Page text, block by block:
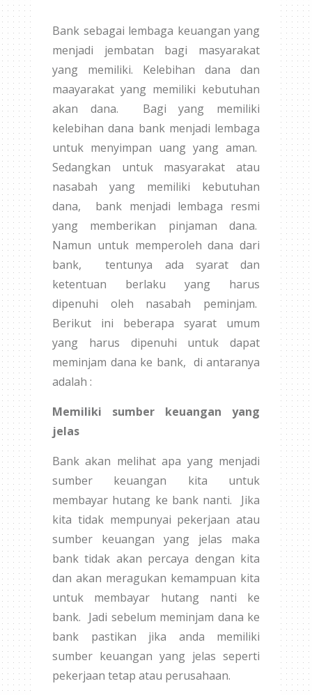
Bank sebagai lembaga keuangan yang
menjadi jembatan bagi masyarakat
yang memiliki. Kelebihan dana dan
maayarakat yang memiliki kebutuhan
akan dana. Bagi yang memiliki
kelebihan dana bank menjadi lembaga
untuk menyimpan uang yang aman.
Sedangkan untuk masyarakat atau
nasabah yang memiliki kebutuhan
dana, bank menjadi lembaga resmi
yang memberikan pinjaman dana.
Namun untuk memperoleh dana dari
bank, tentunya ada syarat dan
ketentuan berlaku yang harus
dipenuhi oleh nasabah peminjam.
Berikut ini beberapa syarat umum
yang harus dipenuhi untuk dapat
meminjam dana ke bank, di antaranya
adalah :
Memiliki sumber keuangan yang
jelas
Bank akan melihat apa yang menjadi
sumber keuangan kita untuk
membayar hutang ke bank nanti. Jika
kita tidak mempunyai pekerjaan atau
sumber keuangan yang jelas maka
bank tidak akan percaya dengan kita
dan akan meragukan kemampuan kita
untuk membayar hutang nanti ke
bank. Jadi sebelum meminjam dana ke
bank pastikan jika anda memiliki
sumber keuangan yang jelas seperti
pekerjaan tetap atau perusahaan.